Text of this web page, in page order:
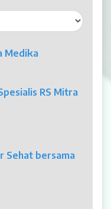
Medika
RS Mitra
Sehat bersama